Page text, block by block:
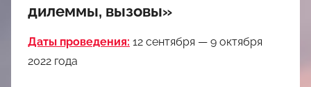
дилеммы, вызовы»
Даты проведения: 12 сентября — 9 октября
2022 года